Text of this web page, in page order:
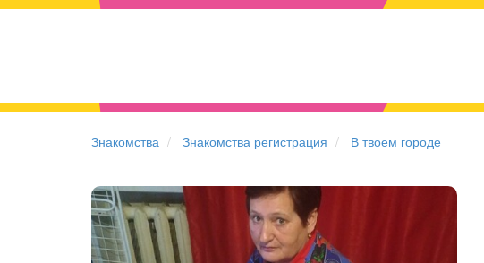
Знакомства Знакомства регистрация В твоем городе